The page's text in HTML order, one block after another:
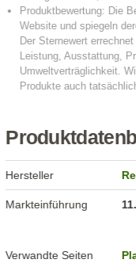
Hersteller
Markteinführung
Verwandte Seiten